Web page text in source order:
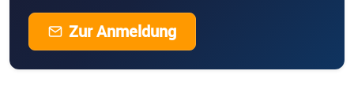
Zur Anmeldung